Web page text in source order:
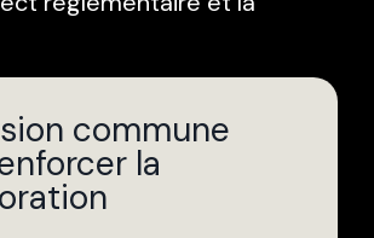
commune
la